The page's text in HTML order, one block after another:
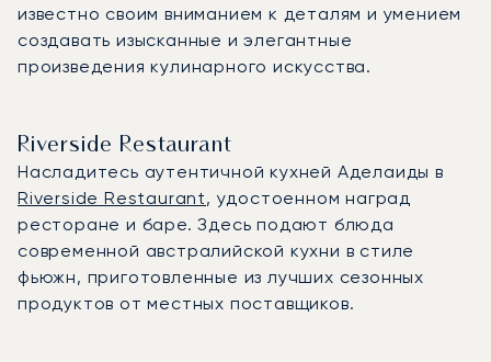
известно своим вниманием к деталям и умением
создавать изысканные и элегантные
произведения кулинарного искусства.
Riverside Restaurant
Насладитесь аутентичной кухней Аделаиды в
Riverside Restaurant, удостоенном наград
ресторане и баре. Здесь подают блюда
современной австралийской кухни в стиле
фьюжн, приготовленные из лучших сезонных
продуктов от местных поставщиков.